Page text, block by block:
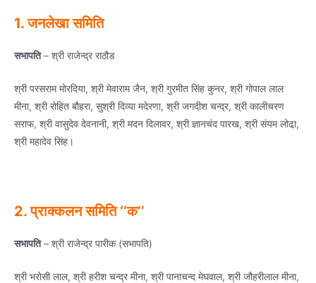
1. जनलेखा समिति
सभापति– श्री राजेन्‍द्र राठौड
श्री परसराम मोरदिया, श्री मेवाराम जैन, श्री गुरमीत सिंह कुनर, श्री गोपाल लाल
मीना, श्री रोहित बौहरा, सुश्री दिव्‍या मदेरणा, श्री जगदीश चन्‍द्र, श्री कालीचरण
सराफ, श्री वासुदेव देवनानी, श्री मदन दिलावर, श्री ज्ञानचंद पारख, श्री संयम लोढा़,
श्री महादेव सिंह।
2. प्राक्‍कलन समिति ‘‘क’’
सभापति– श्री राजेन्‍द्र पारीक (सभापति)
श्री भरोसी लाल, श्री हरीश चन्‍द्र मीना, श्री पानाचन्‍द मेघवाल, श्री जौहरीलाल मीना,